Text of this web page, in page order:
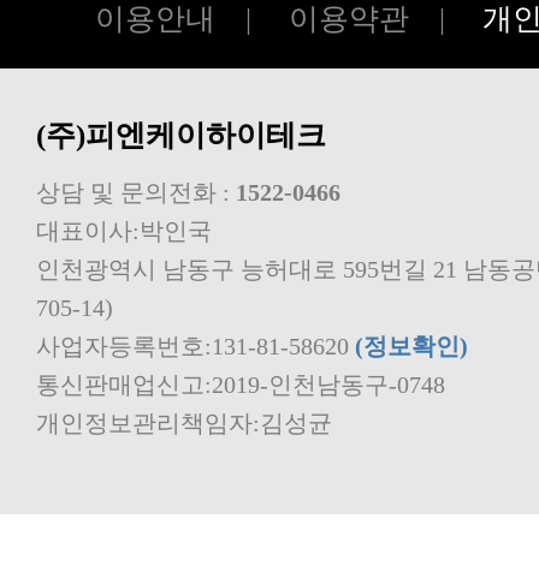
이용안내 | 이용약관 | 개
(주)피엔케이하이테크
상담 및 문의전화 : 1522-0466
대표이사:박인국
705-14)
사업자등록번호:131-81-58620 (정보확인)
통신판매업신고:2019-인천남동구-0748
개인정보관리책임자:김성균